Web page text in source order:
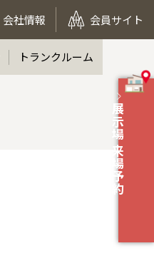
会社情報 会員サイト
展示場 来場予約
トランクルーム